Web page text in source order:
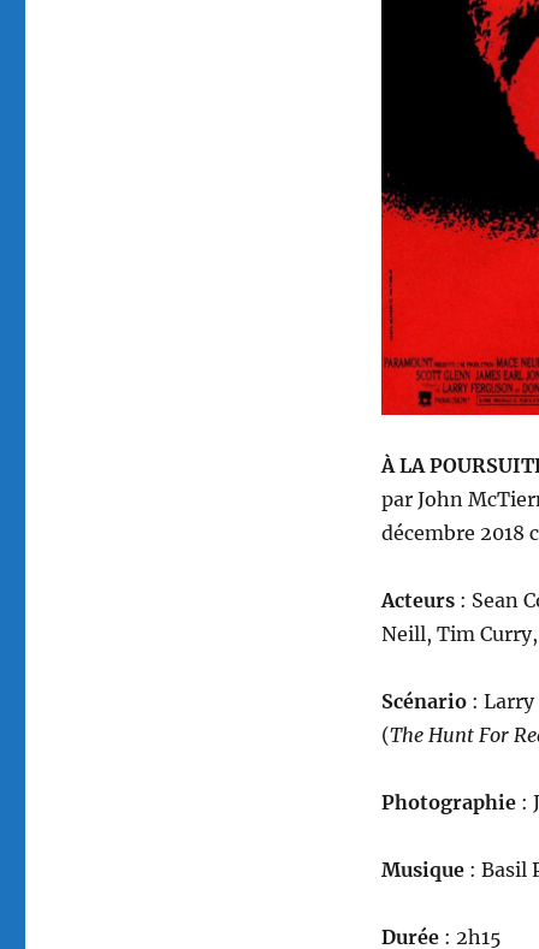
À LA
par John
décembre 2018
Acteurs: Sean
Neill, Tim
Scénario: Larry
(The Hunt For
Photographie:
Musique: Basil
Durée: 2h15